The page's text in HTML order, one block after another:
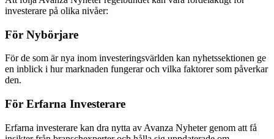
investerare på olika nivåer:
För Nybörjare
För de som är nya inom investeringsvärlden kan nyhetssektionen ge
en inblick i hur marknaden fungerar och vilka faktorer som påverkar
den.
För Erfarna Investerare
Erfarna investerare kan dra nytta av Avanza Nyheter genom att få